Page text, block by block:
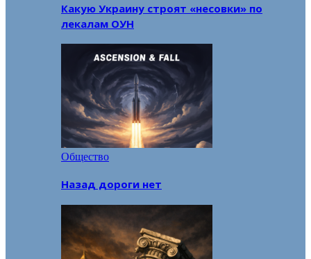
Какую Украину строят «несовки» по
лекалам ОУН
Общество
Назад дороги нет